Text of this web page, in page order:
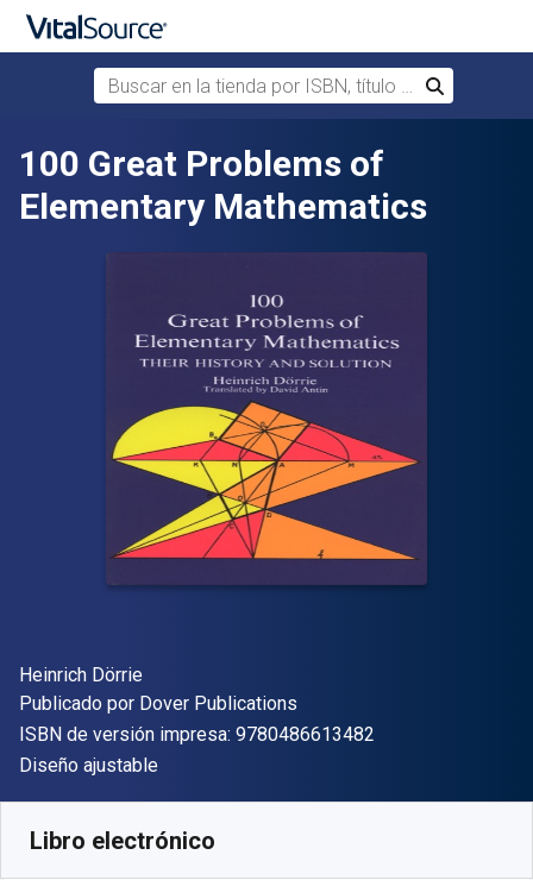
Saltar al contenido principal
Buscar en la tienda por ISBN, título o autor
Buscar
100 Great Problems of
Elementary Mathematics
Autor(es)
Heinrich Dörrie
Editor
Publicado por Dover Publications
ISBN de versión impresa: 9780486613482
Formato
Diseño ajustable
Libro electrónico